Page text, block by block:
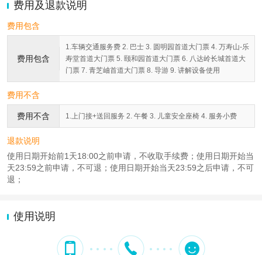
费用及退款说明
费用包含
费用包含
1.车辆交通服务费 2. 巴士 3. 圆明园首道大门票 4. 万寿山-乐
寿堂首道大门票 5. 颐和园首道大门票 6. 八达岭长城首道大
门票 7. 青芝岫首道大门票 8. 导游 9. 讲解设备使用
费用不含
费用不含 1.上门接+送回服务 2. 午餐 3. 儿童安全座椅 4. 服务小费
退款说明
使用日期开始前1天18:00之前申请，不收取手续费；使用日期开始当
天23:59之前申请，不可退；使用日期开始当天23:59之后申请，不可
退；
使用说明